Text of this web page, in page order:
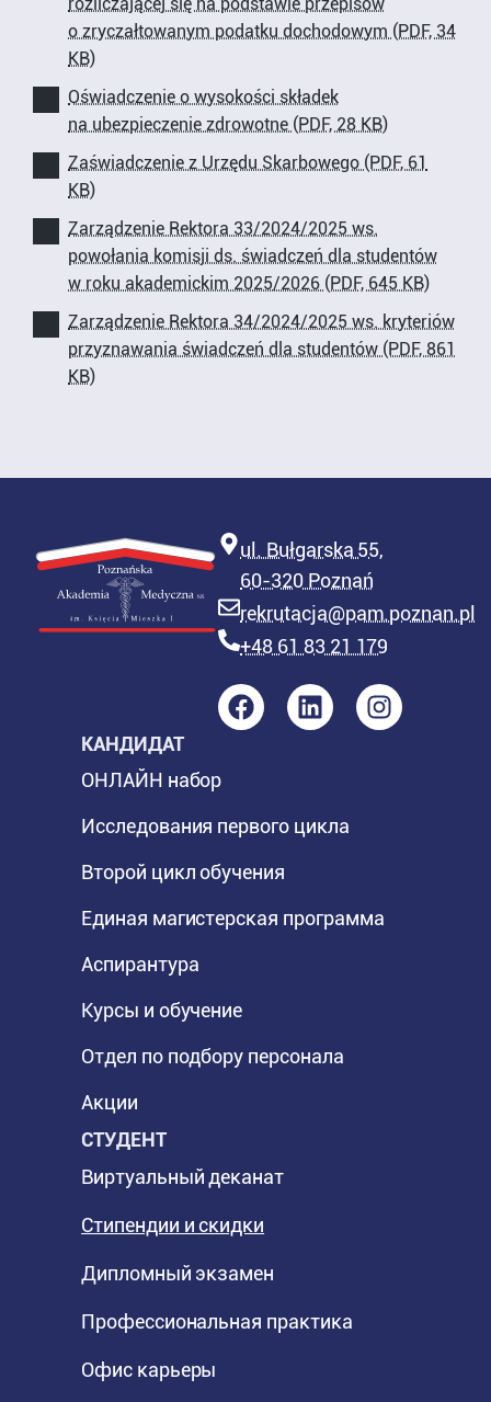
o zryczałtowanym podatku dochodowym (PDF, 34
KB)
Oświadczenie o wysokości składek
na ubezpieczenie zdrowotne (PDF, 28 KB)
Zaświadczenie z Urzędu Skarbowego (PDF, 61
KB)
Zarządzenie Rektora 33/2024/2025 ws.
powołania komisji ds. świadczeń dla studentów
w roku akademickim 2025/2026 (PDF, 645 KB)
Zarządzenie Rektora 34/2024/2025 ws. kryteriów
przyznawania świadczeń dla studentów (PDF, 861
KB)
ul. Bułgarska 55,
60-320 Poznań
rekrutacja@pam.poznan.pl
+48 61 83 21 179
КАНДИДАТ
ОНЛАЙН набор
Исследования первого цикла
Второй цикл обучения
Единая магистерская программа
Аспирантура
Курсы и обучение
Отдел по подбору персонала
Акции
СТУДЕНТ
Виртуальный деканат
Стипендии и скидки
Дипломный экзамен
Профессиональная практика
Офис карьеры